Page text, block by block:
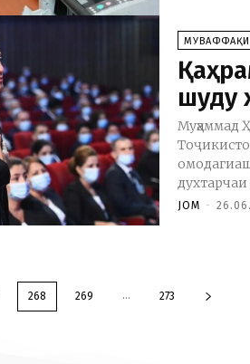
шуду
Муҳаммад
JOM -
268 269 ... 273